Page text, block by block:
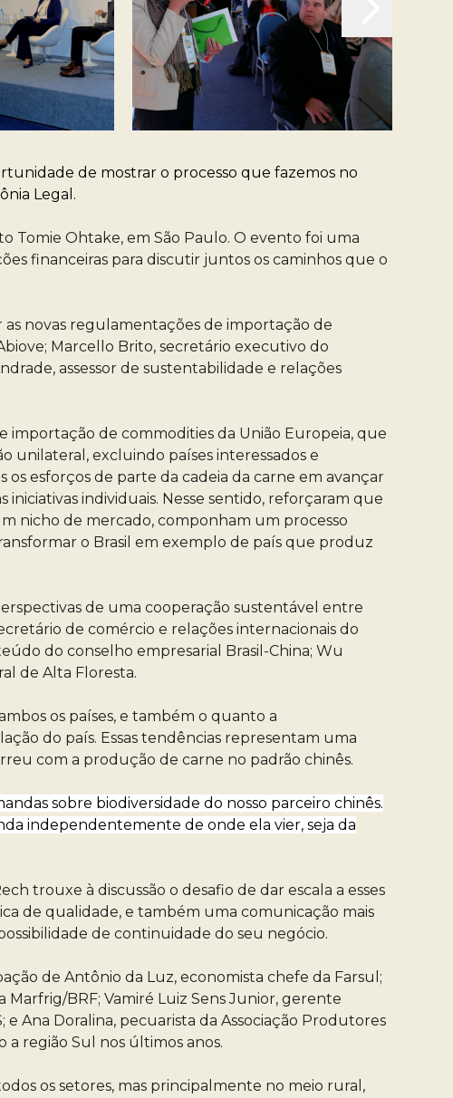
de mostrar o processo que fazemos no
Legal.
Tomie Ohtake, em São Paulo. O evento foi uma
financeiras para discutir juntos os caminhos que o
novas regulamentações de importação de
Marcello Brito, secretário executivo do
assessor de sustentabilidade e relações
importação de commodities da União Europeia, que
unilateral, excluindo países interessados e
os esforços de parte da cadeia da carne em avançar
individuais. Nesse sentido, reforçaram que
nicho de mercado, componham um processo
o Brasil em exemplo de país que produz
de uma cooperação sustentável entre
de comércio e relações internacionais do
do conselho empresarial Brasil-China; Wu
de Alta Floresta.
os países, e também o quanto a
do país. Essas tendências representam uma
com a produção de carne no padrão chinês.
sobre biodiversidade do nosso parceiro chinês.
independentemente de onde ela vier, seja da
trouxe à discussão o desafio de dar escala a esses
de qualidade, e também uma comunicação mais
de continuidade do seu negócio.
de Antônio da Luz, economista chefe da Farsul;
BRF; Vamiré Luiz Sens Junior, gerente
Ana Doralina, pecuarista da Associação Produtores
região Sul nos últimos anos.
os setores, mas principalmente no meio rural,